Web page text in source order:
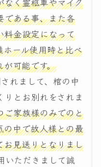
である事、また各
料金設定になって
ール使用時と比べ
可能です。
れまして、棺の中
とお別れをされま
ご家族様のみでのと
の中で故人様との最
お見送りとなりまし
いただきまして誠